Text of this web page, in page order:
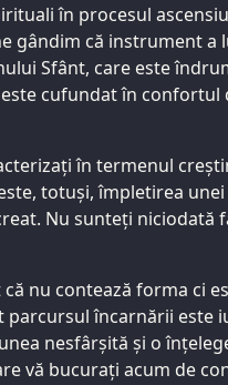
în procesul
gândim că instrument a
Sfânt, care este
cufundat în confortul
în termenul
totuși, împletirea
Nu sunteți niciodată
nu contează forma ci
parcursul încarnării este
nesfârșită și o
vă bucurați acum de